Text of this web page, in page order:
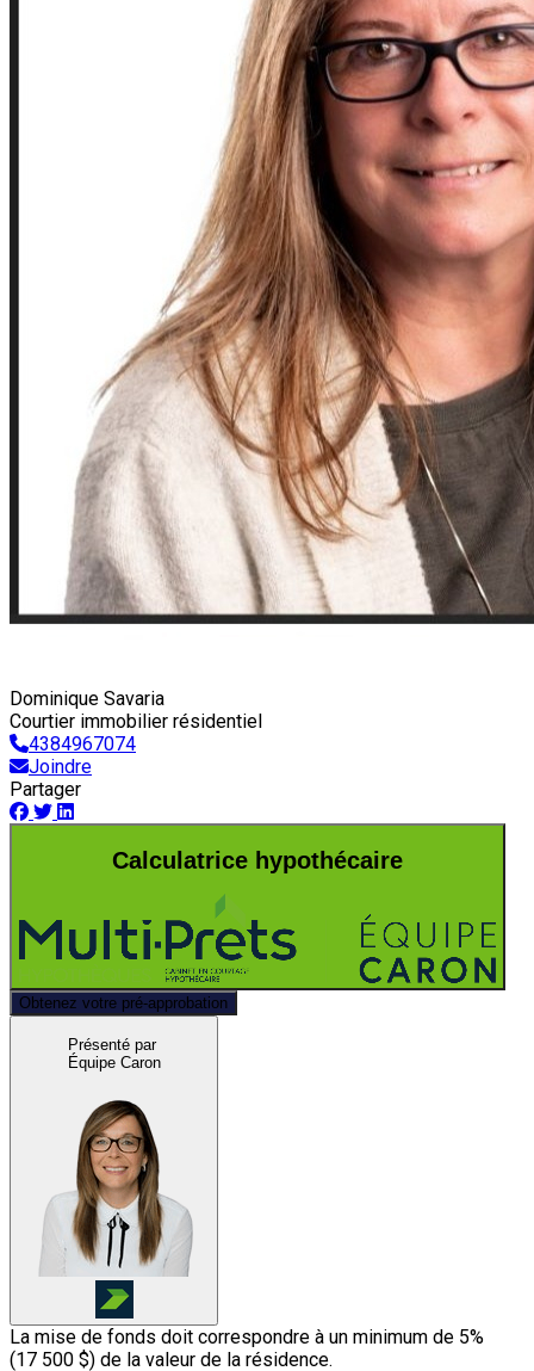
Dominique Savaria
Courtier immobilier résidentiel
4384967074
Joindre
Partager
Calculatrice hypothécaire
Obtenez votre pré-approbation
Présenté par
Équipe Caron
La mise de fonds doit correspondre à un minimum de 5%
(17 500 $) de la valeur de la résidence.